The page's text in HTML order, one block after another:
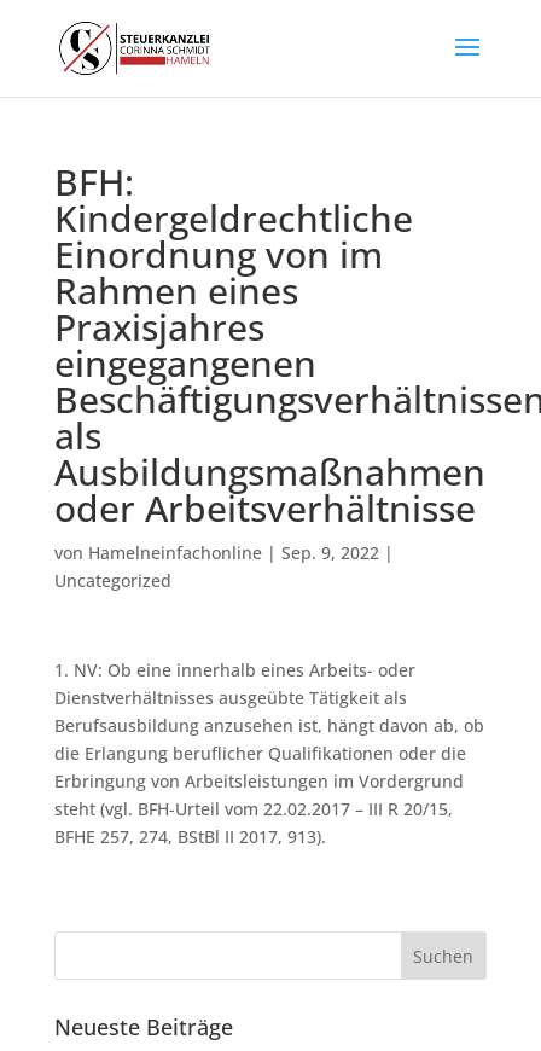
BFH:
Kindergeldrechtliche
Einordnung von im
Rahmen eines
Praxisjahres
eingegangenen
als
Ausbildungsmaßnahmen
oder Arbeitsverhältnisse
von Hamelneinfachonline| Sep. 9, 2022|
Uncategorized
1. NV: Ob eine innerhalb eines Arbeits- oder
Dienstverhältnisses ausgeübte Tätigkeit als
Berufsausbildung anzusehen ist, hängt davon ab, ob
die Erlangung beruflicher Qualifikationen oder die
Erbringung von Arbeitsleistungen im Vordergrund
steht (vgl. BFH-Urteil vom 22.02.2017 – III R 20/15,
BFHE 257, 274, BStBl II 2017, 913).
Neueste Beiträge